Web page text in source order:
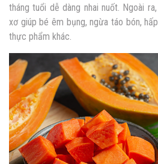
tháng tuổi dễ dàng nhai nuốt. Ngoài
xơ giúp bé êm bụng, ngừa táo bón,
thực phẩm khác.